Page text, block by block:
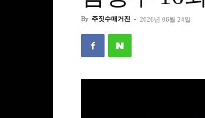
By 주짓수매거진 - 2026년 06월 24일